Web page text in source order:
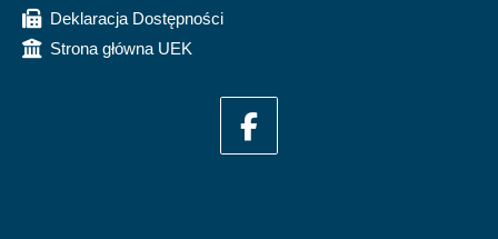
Deklaracja Dostępności
Strona główna UEK